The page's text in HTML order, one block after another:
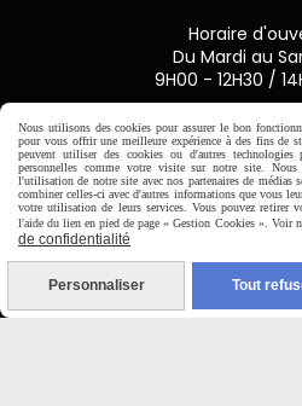
Horaire
Du Mardi au
9H00 - 12H30 /

Paiement
CB Crédit
Virement
Nous utilisons des cookies pour assurer le bon
pour vous offrir une meilleure expérience à des fins de
peuvent utiliser des cookies ou d'autres
personnelles comme votre visite sur notre site. Nous
l'utilisation de notre site avec nos partenaires de médias
combiner celles-ci avec d'autres informations que vous
votre utilisation de leurs services. Vous pouvez retirer
l'aide du lien en pied de page « Gestion Cookies ». Voir
de confidentialité
Personnaliser Tout